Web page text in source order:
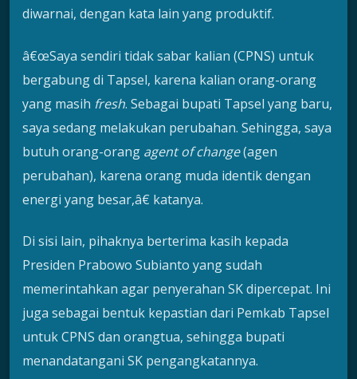
diwarnai, dengan kata lain yang produktif.
â€œSaya sendiri tidak sabar kalian (CPNS) untuk
bergabung di Tapsel, karena kalian orang-orang
yang masih fresh. Sebagai bupati Tapsel yang baru,
saya sedang melakukan perubahan. Sehingga, saya
butuh orang-orang agent of change(agen
perubahan), karena orang muda identik dengan
energi yang besar,â€ katanya.
Di sisi lain, pihaknya berterima kasih kepada
Presiden Prabowo Subianto yang sudah
memerintahkan agar penyerahan SK dipercepat. Ini
juga sebagai bentuk kepastian dari Pemkab Tapsel
untuk CPNS dan orangtua, sehingga bupati
menandatangani SK pengangkatannya.